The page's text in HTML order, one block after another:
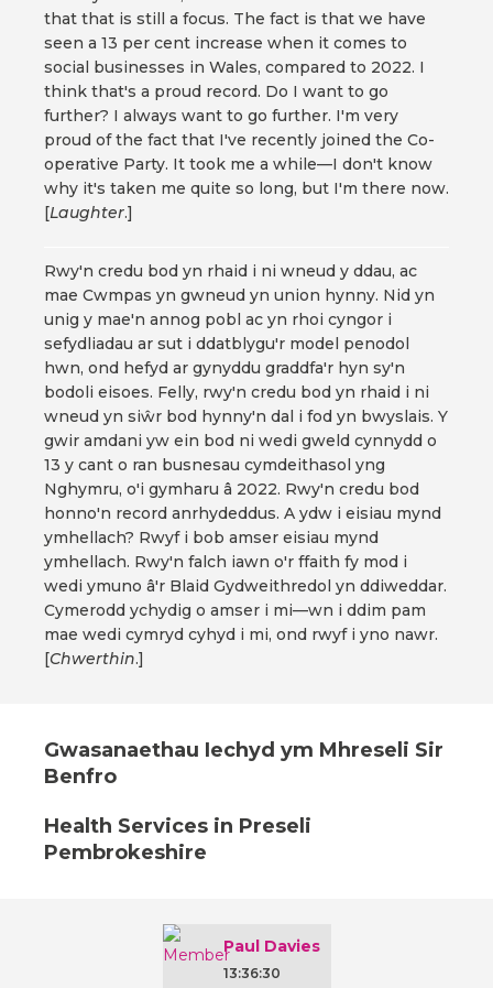
that that is still a focus. The fact is that we have
seen a 13 per cent increase when it comes to
social businesses in Wales, compared to 2022. I
think that's a proud record. Do I want to go
further? I always want to go further. I'm very
proud of the fact that I've recently joined the Co-
operative Party. It took me a while—I don't know
why it's taken me quite so long, but I'm there now.
[Laughter.]
Rwy'n credu bod yn rhaid i ni wneud y ddau, ac
mae Cwmpas yn gwneud yn union hynny. Nid yn
unig y mae'n annog pobl ac yn rhoi cyngor i
sefydliadau ar sut i ddatblygu'r model penodol
hwn, ond hefyd ar gynyddu graddfa'r hyn sy'n
bodoli eisoes. Felly, rwy'n credu bod yn rhaid i ni
wneud yn siŵr bod hynny'n dal i fod yn bwyslais. Y
gwir amdani yw ein bod ni wedi gweld cynnydd o
13 y cant o ran busnesau cymdeithasol yng
Nghymru, o'i gymharu â 2022. Rwy'n credu bod
honno'n record anrhydeddus. A ydw i eisiau mynd
ymhellach? Rwyf i bob amser eisiau mynd
ymhellach. Rwy'n falch iawn o'r ffaith fy mod i
wedi ymuno â'r Blaid Gydweithredol yn ddiweddar.
Cymerodd ychydig o amser i mi—wn i ddim pam
mae wedi cymryd cyhyd i mi, ond rwyf i yno nawr.
[Chwerthin.]
Gwasanaethau Iechyd ym Mhreseli Sir
Benfro
Health Services in Preseli
Pembrokeshire
Paul Davies
13:36:30